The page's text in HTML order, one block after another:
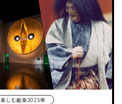
楽しむ能楽2025年